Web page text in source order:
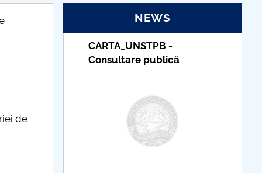
2015
de
NEWS
Taxe de școlarizare
indexate – Centrul